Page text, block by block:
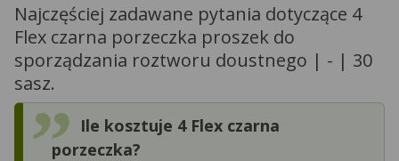
Najczęściej zadawane pytania dotyczące 4
Flex czarna porzeczka proszek do
sporządzania roztworu doustnego | - | 30
sasz.
Ile kosztuje 4 Flex czarna
porzeczka?